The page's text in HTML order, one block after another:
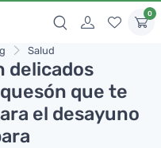
0
Salud
delicados
que te
el desayuno